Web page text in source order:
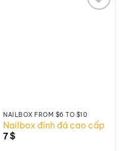
NAILBOX FROM $6 TO $10
Nailbox đính đá cao cấp
7$